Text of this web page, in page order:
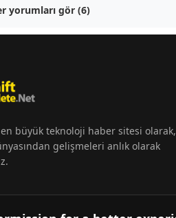
yorumları gör (6)
büyük teknoloji haber sitesi olarak,
gelişmeleri anlık olarak